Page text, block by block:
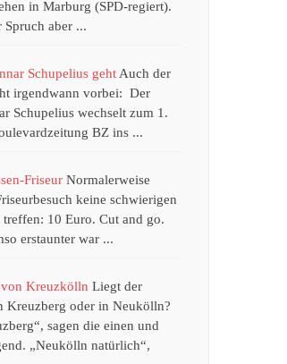
in Marburg (SPD-regiert).
Spruch aber ...
Schupelius geht Auch der
irgendwann vorbei: Der
Schupelius wechselt zum 1.
BZ ins ...
Friseur Normalerweise
keine schwierigen
treffen: 10 Euro. Cut and go.
erstaunter war ...
Kreuzkölln Liegt der
Kreuzberg oder in Neukölln?
sagen die einen und
„Neukölln natürlich“,